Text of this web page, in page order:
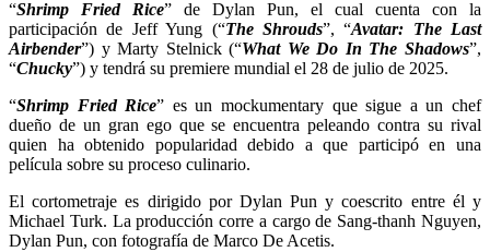
“Shrimp Fried Rice” de Dylan Pun, el cual cuenta con la
participación de Jeff Yung (“The Shrouds”, “Avatar: The Last
Airbender”) y Marty Stelnick (“What We Do In The Shadows”,
“Chucky”) y tendrá su premiere mundial el 28 de julio de 2025.
“Shrimp Fried Rice” es un mockumentary que sigue a un chef
dueño de un gran ego que se encuentra peleando contra su rival
quien ha obtenido popularidad debido a que participó en una
película sobre su proceso culinario.
El cortometraje es dirigido por Dylan Pun y coescrito entre él y
Michael Turk. La producción corre a cargo de Sang-thanh Nguyen,
Dylan Pun, con fotografía de Marco De Acetis.